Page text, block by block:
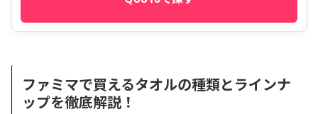
ファミマで買えるタオルの種類とラインナ
ップを徹底解説！